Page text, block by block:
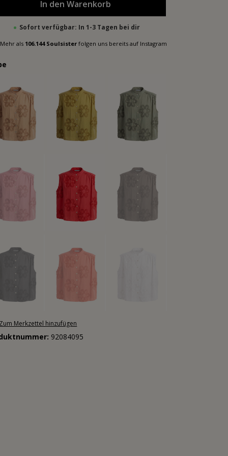
In den Warenkorb
Sofort verfügbar: In 1-3 Tagen bei dir
als 106.144 Soulsister folgen uns bereits auf Instagram
Merkzettel hinzufügen
92084095